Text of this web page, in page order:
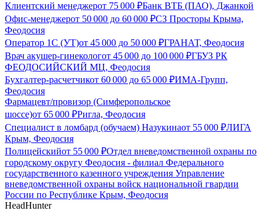
Клиентский менеджерот 75 000 ₽Банк ВТБ (ПАО), Джанкой
Офис-менеджерот 50 000 до 60 000 ₽СЗ Просторы Крыма,
Феодосия
Оператор 1С (УТ)от 45 000 до 50 000 ₽ГРАНАТ, Феодосия
Врач акушер-гинекологот 45 000 до 100 000 ₽ГБУЗ РК
ФЕОДОСИЙСКИЙ МЦ, Феодосия
Бухгалтер-расчетчикот 60 000 до 65 000 ₽ИМА-Групп,
Феодосия
Фармацевт/провизор (Симферопольское
шоссе)от 65 000 ₽Ригла, Феодосия
Специалист в ломбард (обучаем) Назукинаот 55 000 ₽ЛИГА
Крым, Феодосия
Полицейскийот 55 000 ₽Отдел вневедомственной охраны по
городскому округу Феодосия - филиал Федерального
государственного казенного учреждения Управление
вневедомственной охраны войск национальной гвардии
России по Республике Крым, Феодосия
HeadHunter